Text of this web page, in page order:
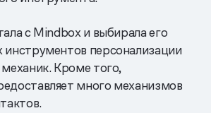
с Mindbox и выбирала его
персонализации
Кроме того,
много механизмов